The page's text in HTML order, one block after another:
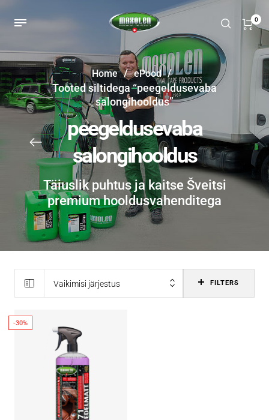
0
Home / ePood /
Tooted siltidega “peegeldusevaba
salongihooldus”
peegeldusevaba
salongihooldus
Täiuslik puhtus ja kaitse Šveitsi
premium hooldusvahenditega
Vaikimisi järjestus FILTERS
-30%